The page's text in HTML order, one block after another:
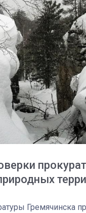
Гремячинска